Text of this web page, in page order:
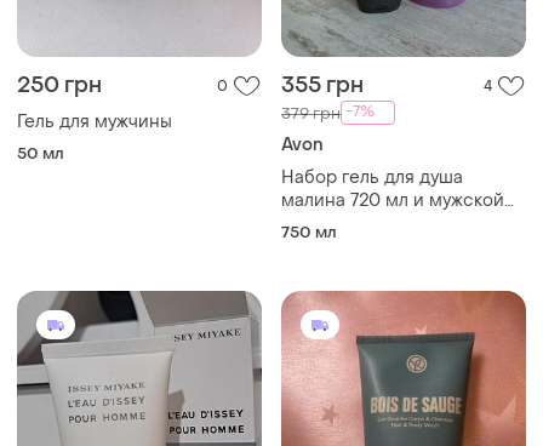
250 грн 0
Гель для мужчины
50 мл
355 грн 4
379 грн -7%
Avon
Набор гель для душа
малина 720 мл и мужской
шампунь гель для душа
750 мл